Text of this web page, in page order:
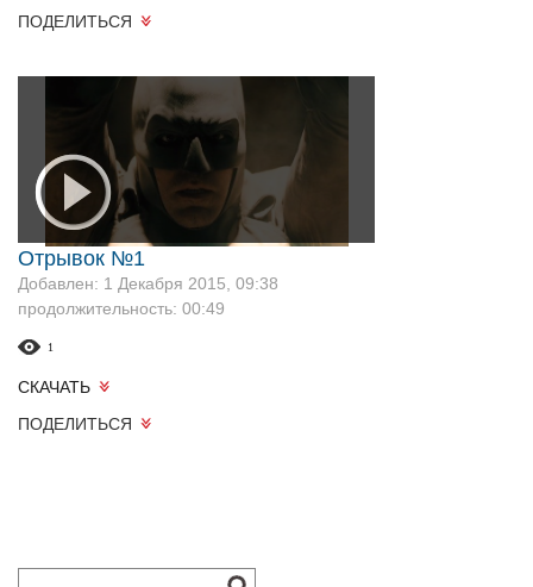
ПОДЕЛИТЬСЯ
Отрывок №1
Добавлен: 1 Декабря 2015, 09:38
продолжительность: 00:49
1
СКАЧАТЬ
ПОДЕЛИТЬСЯ